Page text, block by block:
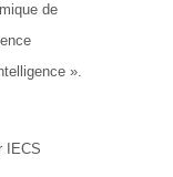
de
».
IECS